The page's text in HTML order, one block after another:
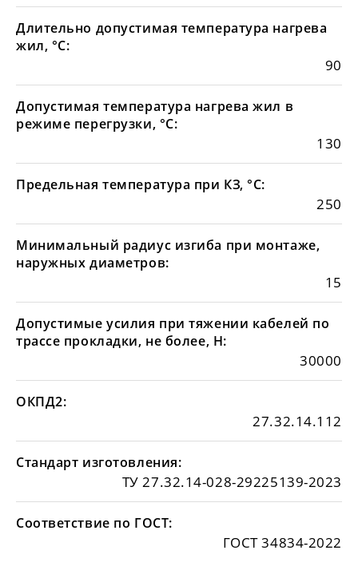
Длительно допустимая температура нагрева
жил, °С:
90
Допустимая температура нагрева жил в
режиме перегрузки, °С:
130
Предельная температура при КЗ, °С:
250
Минимальный радиус изгиба при монтаже,
наружных диаметров:
15
Допустимые усилия при тяжении кабелей по
трассе прокладки, не более, Н:
30000
ОКПД2:
27.32.14.112
Стандарт изготовления:
ТУ 27.32.14-028-29225139-2023
Соответствие по ГОСТ:
ГОСТ 34834-2022